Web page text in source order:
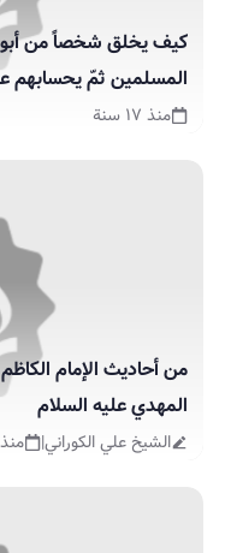
كيف يخلق شخصاً من
المسلمين ثمّ يحسابهم
منذ ١٧ سنة
من أحاديث الإمام
المهدي عليه السلام
الشيخ علي الكوراني| منذ ٨ سنوات